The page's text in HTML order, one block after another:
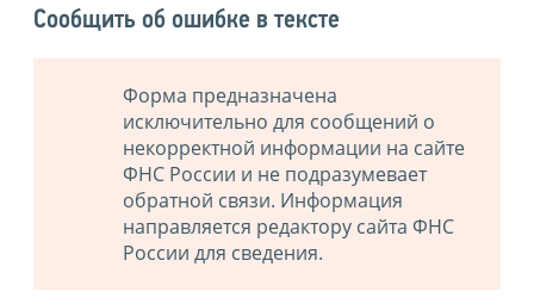
Сообщить об ошибке в тексте
Форма предназначена
исключительно для сообщений о
некорректной информации на сайте
ФНС России и не подразумевает
обратной связи. Информация
направляется редактору сайта ФНС
России для сведения.